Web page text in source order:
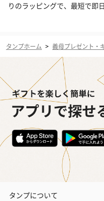
りのラッピングで、最短で即
タンプホーム > 義母プレゼント・
タンプについて